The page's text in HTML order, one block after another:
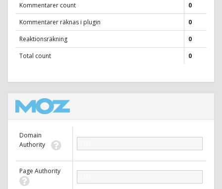
Kommentarer count
0
Kommentarer räknas i plugin
0
Reaktionsräkning
0
Total count
0
Domain
Authority
Page Authority